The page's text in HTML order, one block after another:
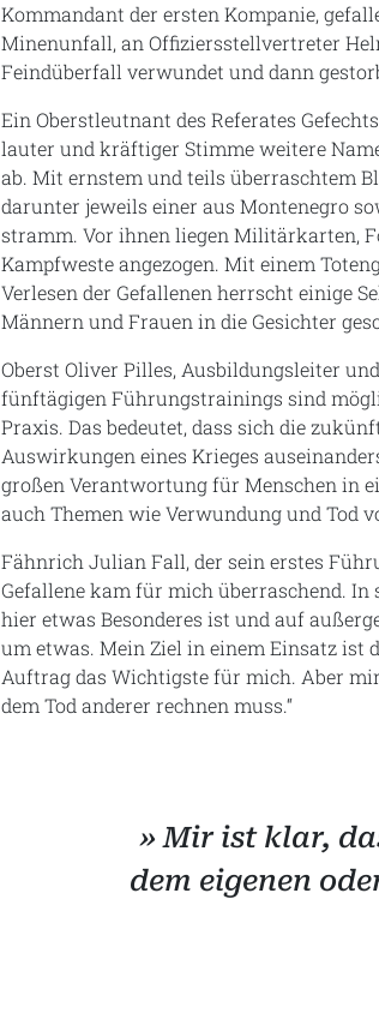
Kommandant der ersten Kompanie,
Minenunfall, an Offiziersstellvertreter
Feindüberfall verwundet und dann
Ein Oberstleutnant des Referates
lauter und kräftiger Stimme weitere
ab. Mit ernstem und teils überraschtem
darunter jeweils einer aus Montenegro
stramm. Vor ihnen liegen Militärkarten,
Kampfweste angezogen. Mit einem
Verlesen der Gefallenen herrscht einige
Männern und Frauen in die Gesichter
Oberst Oliver Pilles, Ausbildungsleiter
fünftägigen Führungstrainings sind
Praxis. Das bedeutet, dass sich die
Auswirkungen eines Krieges
großen Verantwortung für Menschen in
auch Themen wie Verwundung und Tod
Fähnrich Julian Fall, der sein erstes
Gefallene kam für mich überraschend. In
hier etwas Besonderes ist und auf
um etwas. Mein Ziel in einem Einsatz ist
Auftrag das Wichtigste für mich. Aber
dem Tod anderer rechnen muss.“
» Mir ist klar,
dem eigenen